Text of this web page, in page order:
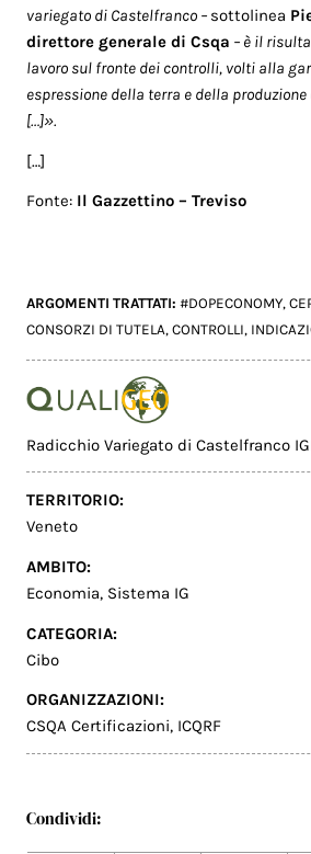
variegato di Castelfranco – sottolinea
direttore generale di Csqa – è il
lavoro sul fronte dei controlli, volti alla
espressione della terra e della
[…]».
[…]
Fonte: Il Gazzettino – Treviso
ARGOMENTI TRATTATI:#DOPECONOMY,
CONSORZI DI TUTELA,CONTROLLI,
Radicchio Variegato di Castelfranco
TERRITORIO:
Veneto
AMBITO:
Economia, Sistema IG
CATEGORIA:
Cibo
ORGANIZZAZIONI:
CSQA Certificazioni, ICQRF
Condividi: